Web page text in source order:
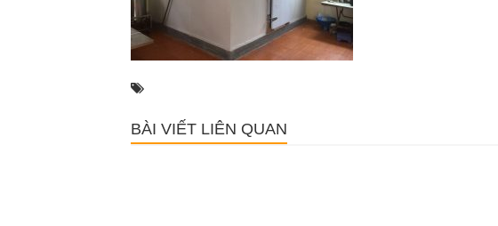
BÀI VIẾT LIÊN QUAN